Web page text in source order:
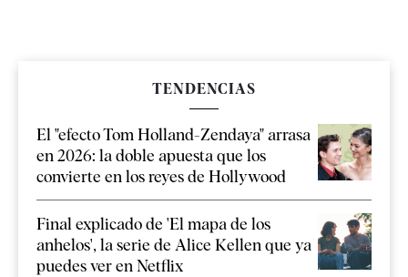
TENDENCIAS
El "efecto Tom Holland-Zendaya" arrasa
en 2026: la doble apuesta que los
convierte en los reyes de Hollywood
Final explicado de 'El mapa de los
anhelos', la serie de Alice Kellen que ya
puedes ver en Netflix